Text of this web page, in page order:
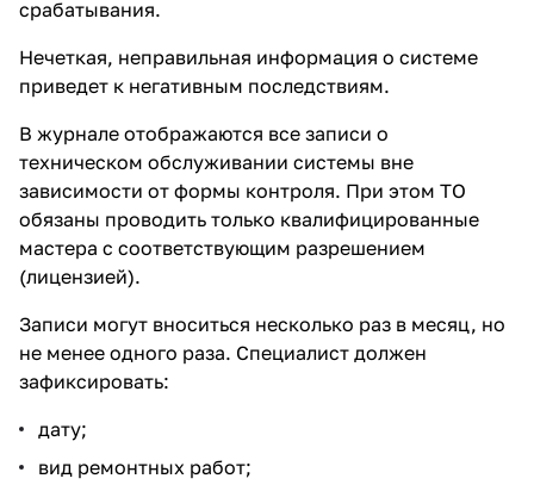
срабатывания.
Нечеткая, неправильная информация о системе
приведет к негативным последствиям.
В журнале отображаются все записи о
техническом обслуживании системы вне
зависимости от формы контроля. При этом ТО
обязаны проводить только квалифицированные
мастера с соответствующим разрешением
(лицензией).
Записи могут вноситься несколько раз в месяц, но
не менее одного раза. Специалист должен
зафиксировать:
дату;
вид ремонтных работ;